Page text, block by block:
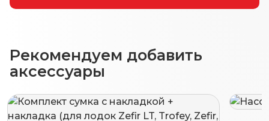
Рекомендуем добавить
аксессуары